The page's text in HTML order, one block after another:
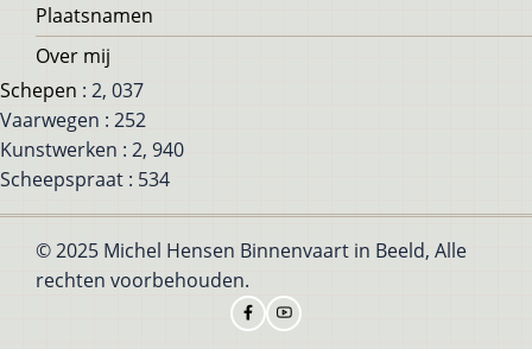
Plaatsnamen
Over mij
Schepen : 2, 037
Vaarwegen : 252
Kunstwerken : 2, 940
Scheepspraat : 534
© 2025 Michel Hensen Binnenvaart in Beeld, Alle
rechten voorbehouden.